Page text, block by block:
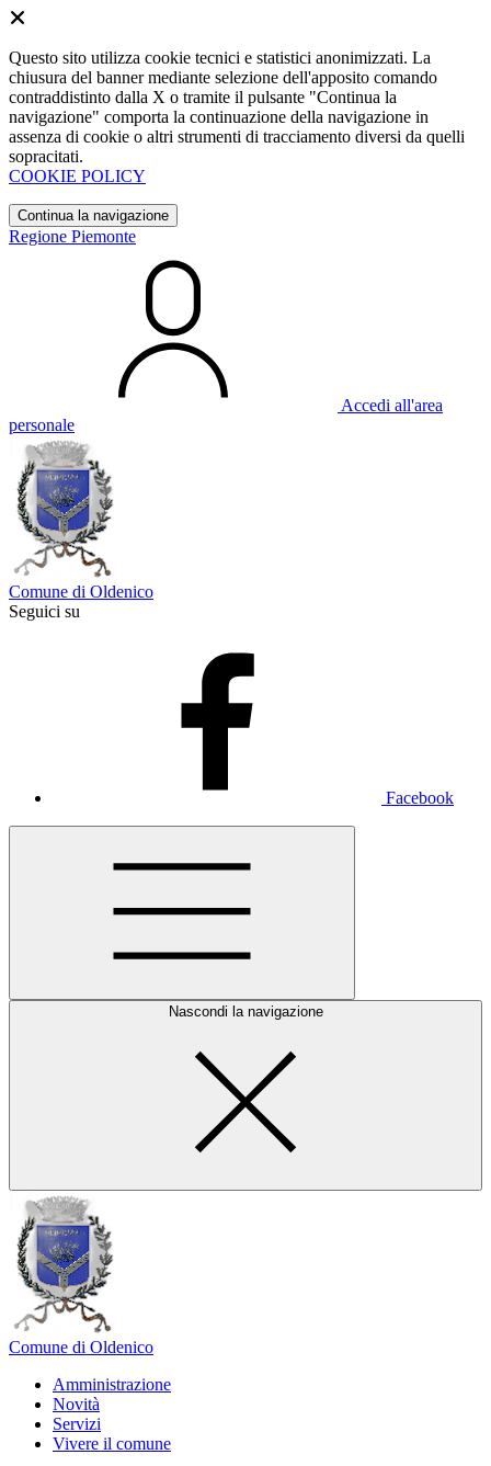
Questo sito utilizza cookie tecnici e statistici anonimizzati. La
chiusura del banner mediante selezione dell'apposito comando
contraddistinto dalla X o tramite il pulsante "Continua la
navigazione" comporta la continuazione della navigazione in
assenza di cookie o altri strumenti di tracciamento diversi da quelli
sopracitati.
COOKIE POLICY
Continua la navigazione
Regione Piemonte
Accedi all'area
personale
Comune di Oldenico
Seguici su
Facebook
Nascondi la navigazione
Comune di Oldenico
Amministrazione
Novità
Servizi
Vivere il comune